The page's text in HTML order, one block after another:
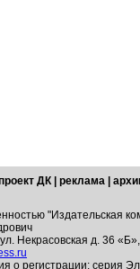
ДК реклама
"Издательская
Некрасовская д. 36
о регистрации: серия